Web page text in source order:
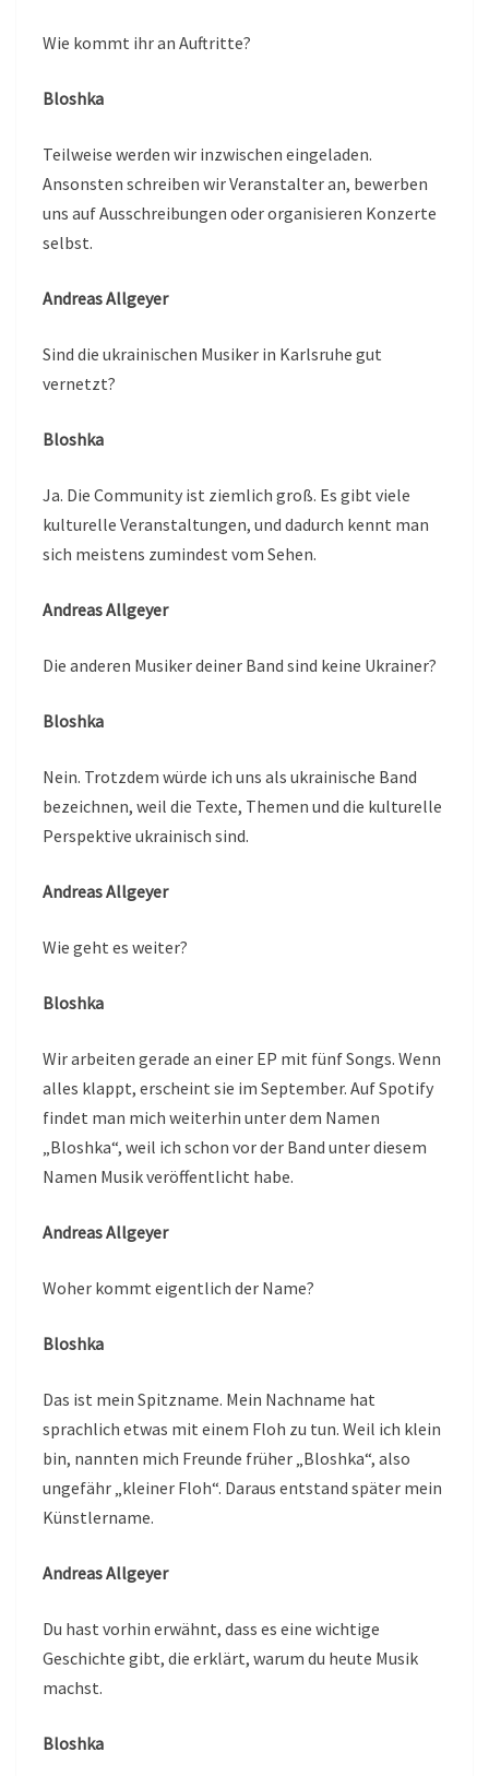
Wie kommt ihr an Auftritte?
Bloshka
Teilweise werden wir inzwischen eingeladen.
Ansonsten schreiben wir Veranstalter an, bewerben
uns auf Ausschreibungen oder organisieren Konzerte
selbst.
Andreas Allgeyer
Sind die ukrainischen Musiker in Karlsruhe gut
vernetzt?
Bloshka
Ja. Die Community ist ziemlich groß. Es gibt viele
kulturelle Veranstaltungen, und dadurch kennt man
sich meistens zumindest vom Sehen.
Andreas Allgeyer
Die anderen Musiker deiner Band sind keine Ukrainer?
Bloshka
Nein. Trotzdem würde ich uns als ukrainische Band
bezeichnen, weil die Texte, Themen und die kulturelle
Perspektive ukrainisch sind.
Andreas Allgeyer
Wie geht es weiter?
Bloshka
Wir arbeiten gerade an einer EP mit fünf Songs. Wenn
alles klappt, erscheint sie im September. Auf Spotify
findet man mich weiterhin unter dem Namen
„Bloshka“, weil ich schon vor der Band unter diesem
Namen Musik veröffentlicht habe.
Andreas Allgeyer
Woher kommt eigentlich der Name?
Bloshka
Das ist mein Spitzname. Mein Nachname hat
sprachlich etwas mit einem Floh zu tun. Weil ich klein
bin, nannten mich Freunde früher „Bloshka“, also
ungefähr „kleiner Floh“. Daraus entstand später mein
Künstlername.
Andreas Allgeyer
Du hast vorhin erwähnt, dass es eine wichtige
Geschichte gibt, die erklärt, warum du heute Musik
machst.
Bloshka